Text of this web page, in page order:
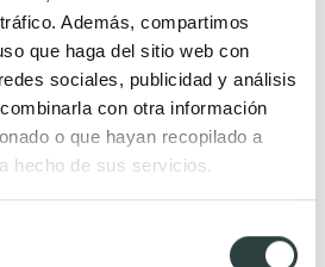
Además, compartimos
que haga del sitio web con
sociales, publicidad y análisis
con otra información
o que hayan recopilado a
hecho de sus servicios.